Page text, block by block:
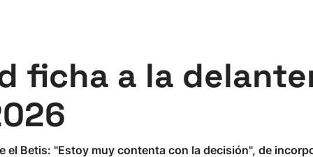
ficha a la
Betis: "Estoy muy contenta con la decisión", de